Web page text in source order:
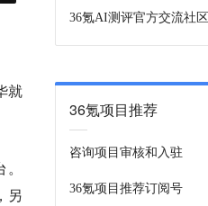
就
另
36氪AI测评官方交流社区
36氪项目推荐
咨询项目审核和入驻
36氪项目推荐订阅号